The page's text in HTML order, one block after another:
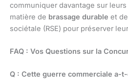
communiquer davantage sur
matière de brassage durable et
sociétale (RSE) pour préserver
FAQ : Vos Questions sur la
Q : Cette guerre commerciale a-